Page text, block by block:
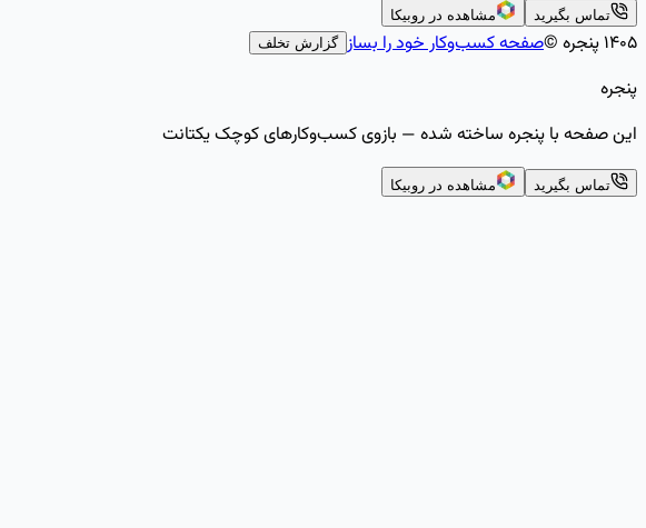
تماس بگیرید مشاهده در روبیکا
۱۴۰۵ پنجره © صفحه کسب‌وکار خود را بساز گزارش تخلف
پنجره
این صفحه با پنجره ساخته شده — بازوی کسب‌وکارهای کوچک یکتانت
تماس بگیرید مشاهده در روبیکا